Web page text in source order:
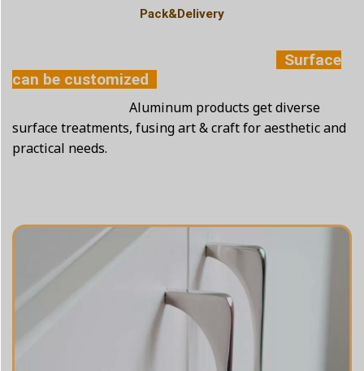
Pack&Delivery
Surface
can be customized
Aluminum products get diverse
surface treatments, fusing art & craft for aesthetic and
practical needs.